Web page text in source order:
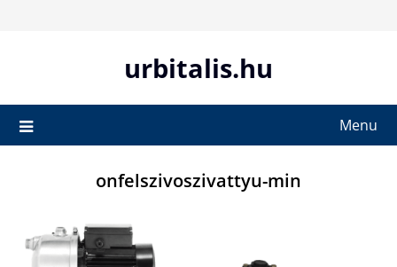
urbitalis.hu
Menu
onfelszivoszivattyu-min